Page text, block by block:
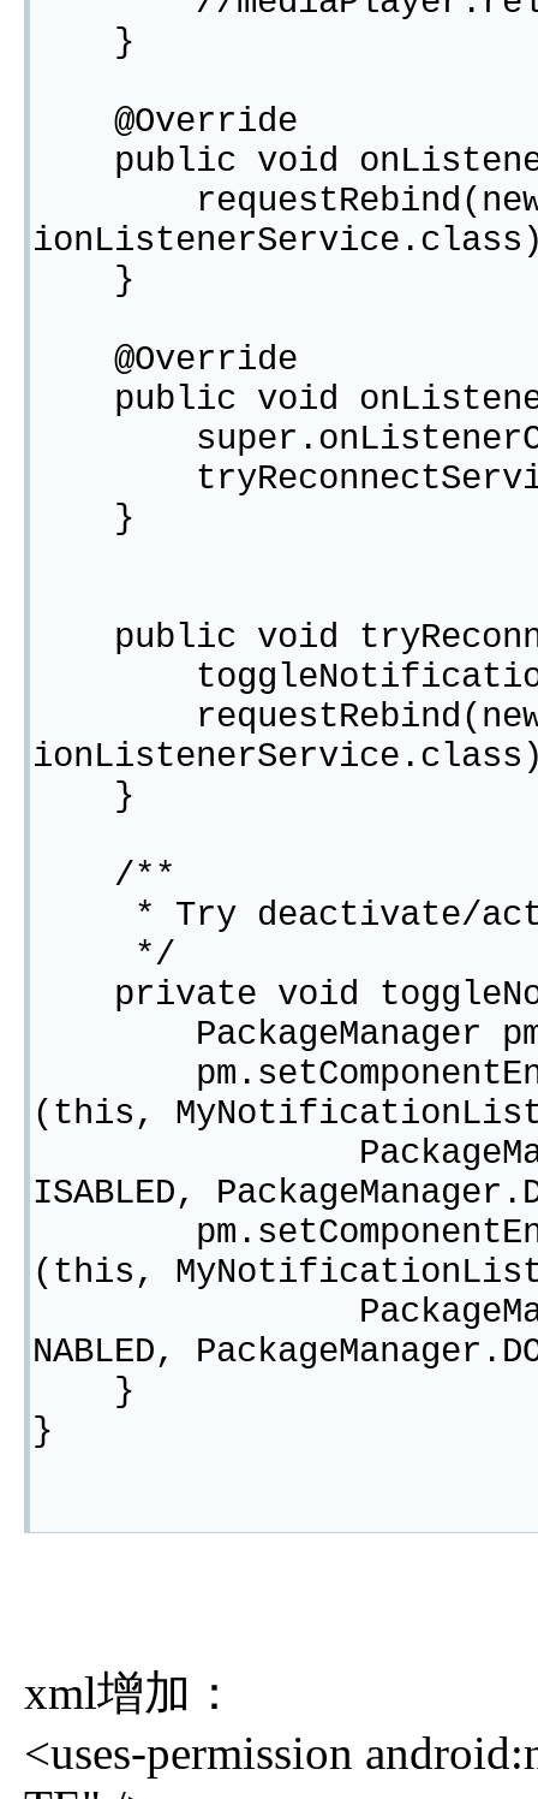
}
@Override
public void
requestRebind(new
}
@Override
public void
}
public void
requestRebind(new
}
/**
* Try deactivate/
*/
private void
PackageManager pm
(this,
ISABLED,
(this,
NABLED,
}
}
xml增加：
<uses-permission